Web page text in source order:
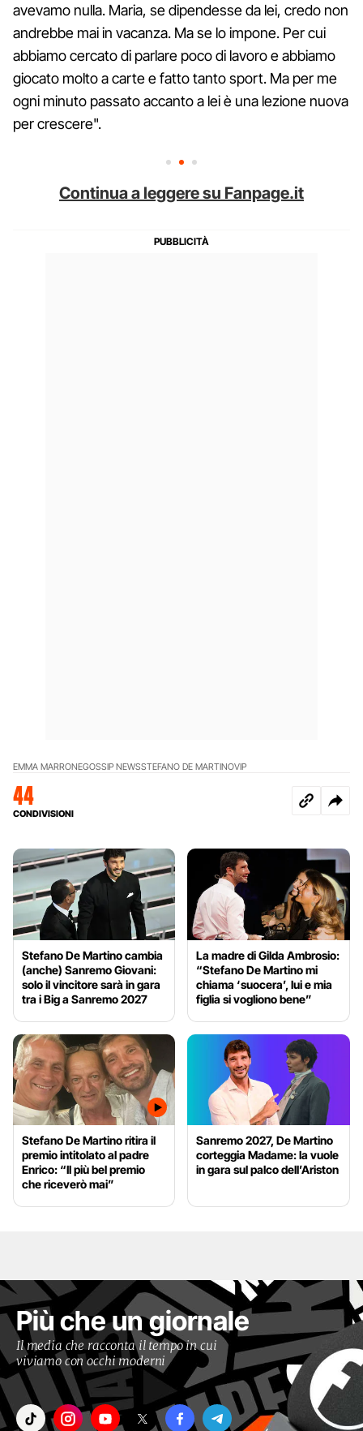
avevamo nulla. Maria, se dipendesse da lei, credo non
andrebbe mai in vacanza. Ma se lo impone. Per cui
abbiamo cercato di parlare poco di lavoro e abbiamo
giocato molto a carte e fatto tanto sport. Ma per me
ogni minuto passato accanto a lei è una lezione nuova
per crescere".
Continua a leggere su Fanpage.it
EMMA MARRONEGOSSIP NEWSSTEFANO DE MARTINOVIP
44
CONDIVISIONI
Stefano De Martino cambia
(anche) Sanremo Giovani:
solo il vincitore sarà in gara
tra i Big a Sanremo 2027
La madre di Gilda Ambrosio:
“Stefano De Martino mi
chiama ‘suocera’, lui e mia
figlia si vogliono bene”
Stefano De Martino ritira il
premio intitolato al padre
Enrico: “Il più bel premio
che riceverò mai”
Sanremo 2027, De Martino
corteggia Madame: la vuole
in gara sul palco dell’Ariston
Più che un giornale
Il media che racconta il tempo in cui
viviamo con occhi moderni